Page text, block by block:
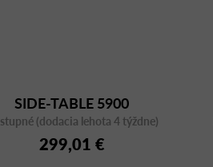
SIDE-TABLE 5900
(dodacia lehota 4 týždne)
299,01 €